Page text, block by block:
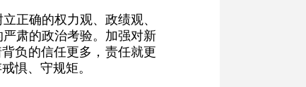
正确的权力观、政绩观、
肃的政治考验。加强对新
负的信任更多，责任就更
惧、守规矩。